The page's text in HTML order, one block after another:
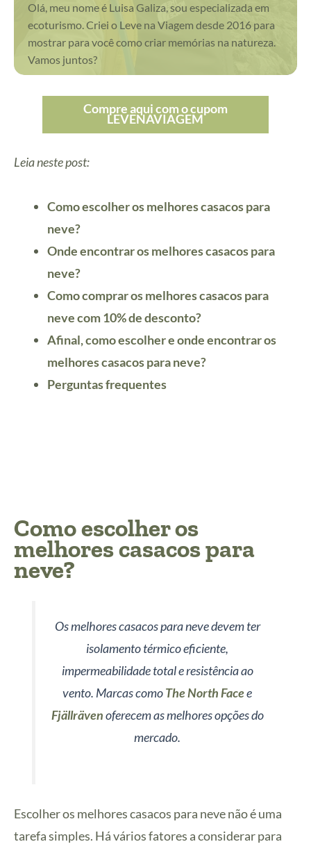
Olá, meu nome é Luisa Galiza, sou especializada em
ecoturismo. Criei o Leve na Viagem desde 2016 para
mostrar para você como criar memórias na natureza.
Vamos juntos?
Compre aqui com o cupom
LEVENAVIAGEM
Leia neste post:
Como escolher os melhores casacos para
neve?
Onde encontrar os melhores casacos para
neve?
Como comprar os melhores casacos para
neve com 10% de desconto?
Afinal, como escolher e onde encontrar os
melhores casacos para neve?
Perguntas frequentes
Como escolher os
melhores casacos para
neve?
Os melhores casacos para neve devem ter
isolamento térmico eficiente,
impermeabilidade total e resistência ao
vento. Marcas comoThe North Facee
Fjällrävenoferecem as melhores opções do
mercado.
Escolher os melhores casacos para neve não é uma
tarefa simples. Há vários fatores a considerar para